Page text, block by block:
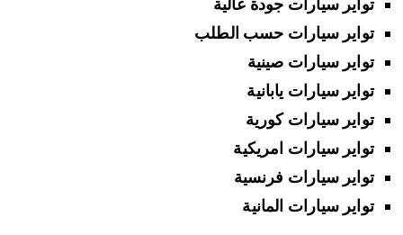
تواير سيارات جودة عالية
تواير سيارات حسب الطلب
تواير سيارات صينية
تواير سيارات يابانية
تواير سيارات كورية
تواير سيارات امريكية
تواير سيارات فرنسية
تواير سيارات المانية